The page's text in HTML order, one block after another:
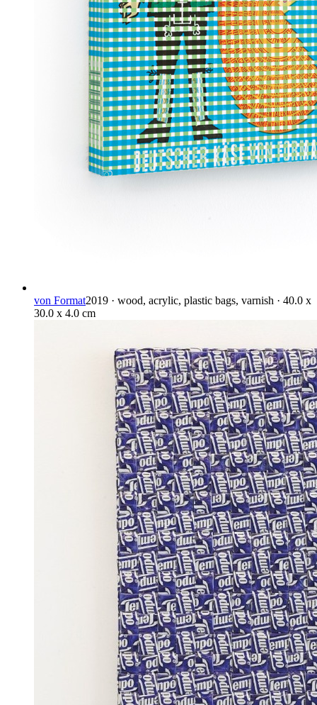
von Format2019 · wood, acrylic, plastic bags, varnish · 40.0 x
30.0 x 4.0 cm